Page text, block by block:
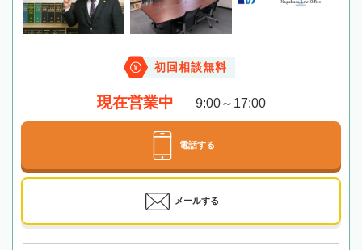
初回相談無料
現在営業中 9:00～17:00
電話する
メールする